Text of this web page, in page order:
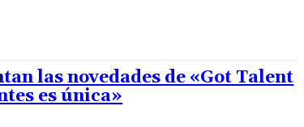
las novedades de «Got Talent
es única»